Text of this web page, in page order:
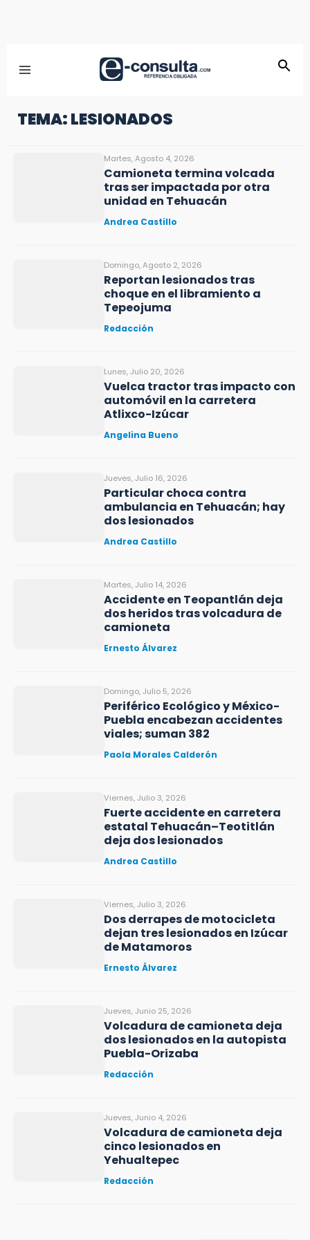
TEMA: LESIONADOS
Martes, Agosto 4, 2026
Camioneta termina volcada
tras ser impactada por otra
unidad en Tehuacán
Andrea Castillo
Domingo, Agosto 2, 2026
Reportan lesionados tras
choque en el libramiento a
Tepeojuma
Redacción
Lunes, Julio 20, 2026
Vuelca tractor tras impacto con
automóvil en la carretera
Atlixco-Izúcar
Angelina Bueno
Jueves, Julio 16, 2026
Particular choca contra
ambulancia en Tehuacán; hay
dos lesionados
Andrea Castillo
Martes, Julio 14, 2026
Accidente en Teopantlán deja
dos heridos tras volcadura de
camioneta
Ernesto Álvarez
Domingo, Julio 5, 2026
Periférico Ecológico y México-
Puebla encabezan accidentes
viales; suman 382
Paola Morales Calderón
Viernes, Julio 3, 2026
Fuerte accidente en carretera
estatal Tehuacán–Teotitlán
deja dos lesionados
Andrea Castillo
Viernes, Julio 3, 2026
Dos derrapes de motocicleta
dejan tres lesionados en Izúcar
de Matamoros
Ernesto Álvarez
Jueves, Junio 25, 2026
Volcadura de camioneta deja
dos lesionados en la autopista
Puebla-Orizaba
Redacción
Jueves, Junio 4, 2026
Volcadura de camioneta deja
cinco lesionados en
Yehualtepec
Redacción